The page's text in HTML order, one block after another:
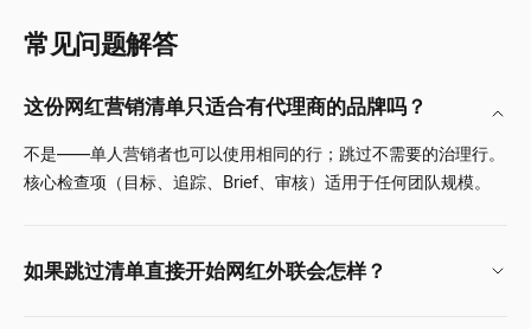
常见问题解答
这份网红营销清单只适合有代理商的品牌吗？
不是——单人营销者也可以使用相同的行；跳过不需要的治理行。
核心检查项（目标、追踪、Brief、审核）适用于任何团队规模。
如果跳过清单直接开始网红外联会怎样？